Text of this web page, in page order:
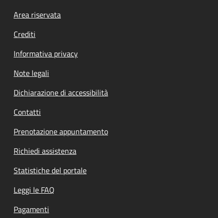
Footer menu
Area riservata
Crediti
Informativa privacy
Note legali
Dichiarazione di accessibilità
Contatti
Prenotazione appuntamento
Richiedi assistenza
Statistiche del portale
Leggi le FAQ
Pagamenti